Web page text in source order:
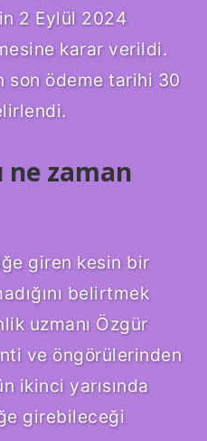
2 Eylül 2024
karar verildi.
son ödeme tarihi 30
ne zaman
giren kesin bir
belirtmek
uzmanı Özgür
ve öngörülerinden
ikinci yarısında
girebileceği